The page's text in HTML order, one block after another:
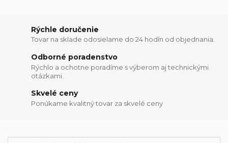
Rýchle doručenie
Tovar na sklade odosielame do 24 hodín od objednania.
Odborné poradenstvo
Rýchlo a ochotne poradíme s výberom aj technickými
otázkami.
Skvelé ceny
Ponúkame kvalitný tovar za skvelé ceny